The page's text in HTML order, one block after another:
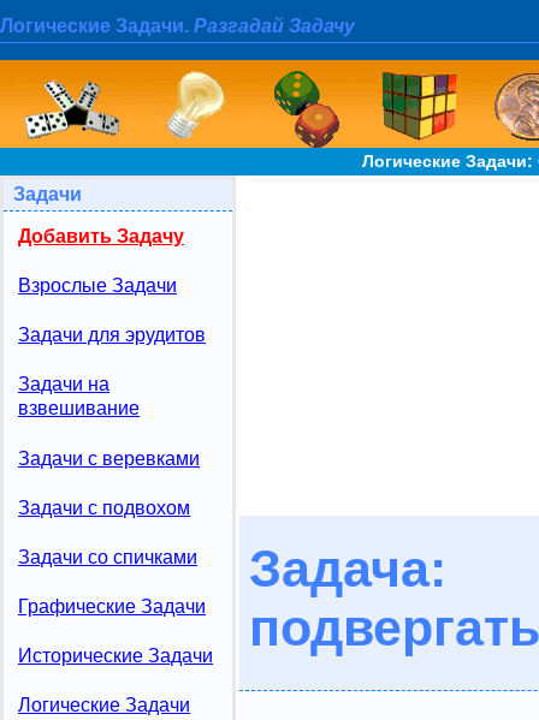
Логические Задачи. Разгадай Задачу
Логические Задачи:
Задачи
Добавить Задачу
Взрослые Задачи
Задачи для эрудитов
Задачи на
взвешивание
Задачи с веревками
Задачи с подвохом
Задачи со спичками
Графические Задачи
Исторические Задачи
Логические Задачи